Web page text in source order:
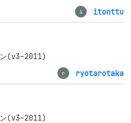
i itonttu
(v3-2011)
r ryotarotaka
(v3-2011)